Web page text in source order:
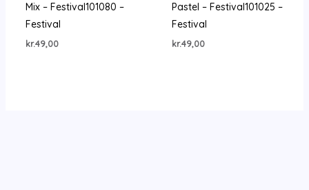
Mix – Festival101080 –
Festival
kr.49,00
Pastel – Festival101025 –
Festival
kr.49,00